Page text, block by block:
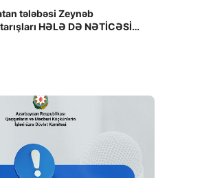
tələbəsi Zeynəb
HƏLƏ DƏ NƏTİCƏSİZ